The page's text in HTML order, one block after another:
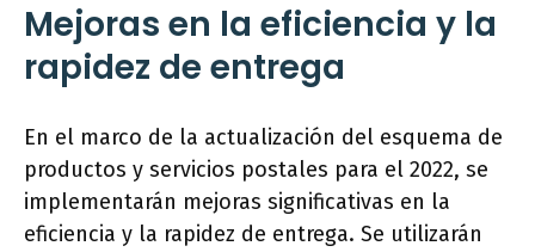
Mejoras en la eficiencia y la
rapidez de entrega
En el marco de la actualización del esquema de
productos y servicios postales para el 2022, se
implementarán mejoras significativas en la
eficiencia y la rapidez de entrega. Se utilizarán